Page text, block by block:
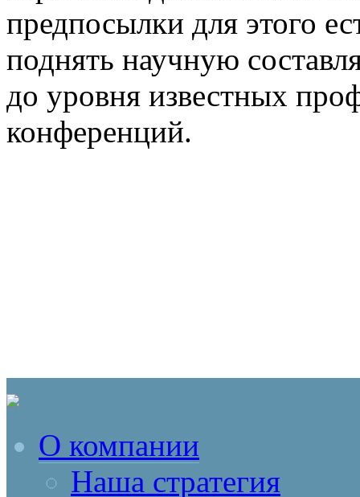
предпосылки для этого
поднять научную
до уровня известных
конференций.
О компании
Наша стратегия